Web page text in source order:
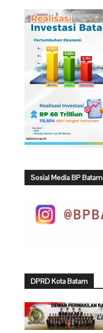
Sosial Media BP Batam
DPRD Kota Batam